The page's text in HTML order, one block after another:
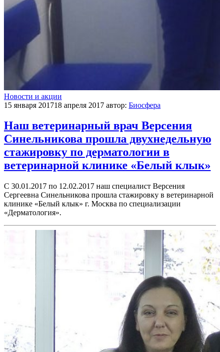
Новости и акции
15 января 201718 апреля 2017 автор: Биосфера
Наш ветеринарный врач Версения
Синельникова прошла двухнедельную
стажировку по дерматологии в
ветеринарной клинике «Белый клык»
С 30.01.2017 по 12.02.2017 наш специалист Версения
Сергеевна Синельникова прошла стажировку в ветеринарной
клинике «Белый клык» г. Москва по специализации
«Дерматология».